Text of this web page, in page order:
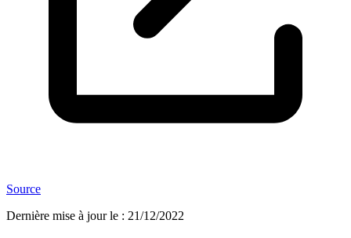
Source
Dernière mise à jour le : 21/12/2022